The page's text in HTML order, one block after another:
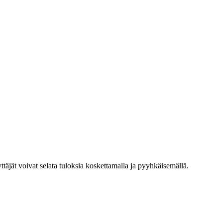
voivat selata tuloksia koskettamalla ja pyyhkäisemällä.